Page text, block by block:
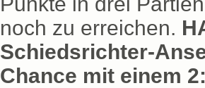
noch zu erreichen.
Schiedsrichter-
Chance mit einem